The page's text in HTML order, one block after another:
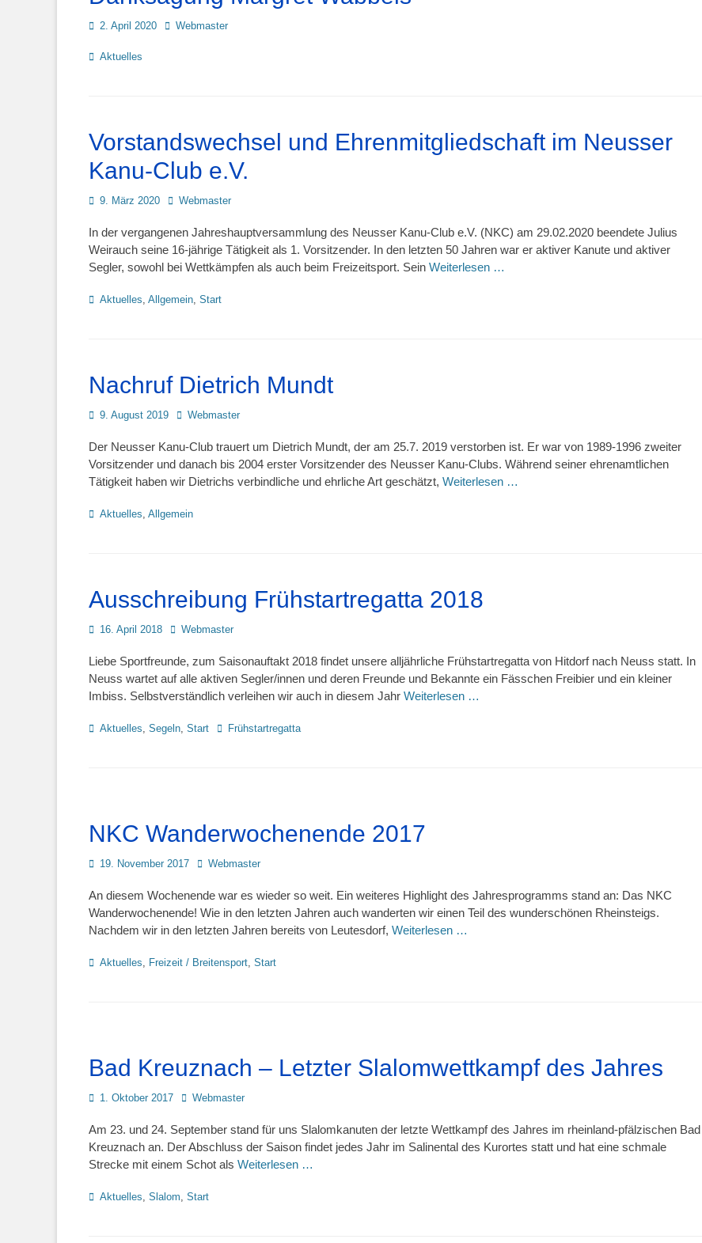
Posted
2. April 2020 AutorWebmaster
Kategorien
Aktuelles
Vorstandswechsel und Ehrenmitgliedschaft im Neusser
Kanu-Club e.V.
Posted
9. März 2020 AutorWebmaster
In der vergangenen Jahreshauptversammlung des Neusser Kanu-Club e.V. (NKC) am 29.02.2020 beendete Julius
Weirauch seine 16-jährige Tätigkeit als 1. Vorsitzender. In den letzten 50 Jahren war er aktiver Kanute und aktiver
Segler, sowohl bei Wettkämpfen als auch beim Freizeitsport. Sein Weiterlesen …
Kategorien
Aktuelles, Allgemein, Start
Nachruf Dietrich Mundt
Posted
9. August 2019 AutorWebmaster
Der Neusser Kanu-Club trauert um Dietrich Mundt, der am 25.7. 2019 verstorben ist. Er war von 1989-1996 zweiter
Vorsitzender und danach bis 2004 erster Vorsitzender des Neusser Kanu-Clubs. Während seiner ehrenamtlichen
Tätigkeit haben wir Dietrichs verbindliche und ehrliche Art geschätzt, Weiterlesen …
Kategorien
Aktuelles, Allgemein
Ausschreibung Frühstartregatta 2018
Posted
16. April 2018 AutorWebmaster
Liebe Sportfreunde, zum Saisonauftakt 2018 findet unsere alljährliche Frühstartregatta von Hitdorf nach Neuss statt. In
Neuss wartet auf alle aktiven Segler/innen und deren Freunde und Bekannte ein Fässchen Freibier und ein kleiner
Imbiss. Selbstverständlich verleihen wir auch in diesem Jahr Weiterlesen …
Kategorien
Aktuelles, Segeln, Start Schlagworte
Frühstartregatta
NKC Wanderwochenende 2017
Posted
19. November 2017 AutorWebmaster
An diesem Wochenende war es wieder so weit. Ein weiteres Highlight des Jahresprogramms stand an: Das NKC
Wanderwochenende! Wie in den letzten Jahren auch wanderten wir einen Teil des wunderschönen Rheinsteigs.
Nachdem wir in den letzten Jahren bereits von Leutesdorf, Weiterlesen …
Kategorien
Aktuelles, Freizeit / Breitensport, Start
Bad Kreuznach – Letzter Slalomwettkampf des Jahres
Posted
1. Oktober 2017 AutorWebmaster
Am 23. und 24. September stand für uns Slalomkanuten der letzte Wettkampf des Jahres im rheinland-pfälzischen Bad
Kreuznach an. Der Abschluss der Saison findet jedes Jahr im Salinental des Kurortes statt und hat eine schmale
Strecke mit einem Schot als Weiterlesen …
Kategorien
Aktuelles, Slalom, Start